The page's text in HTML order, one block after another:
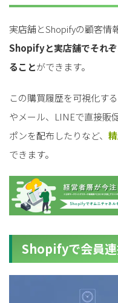
実店舗とShopifyの顧客情
Shopifyと実店舗でそれ
ることができます。
この購買履歴を可視化す
やメール、LINEで直接販
ポンを配布したりなど、
できます。
Shopifyで会員連